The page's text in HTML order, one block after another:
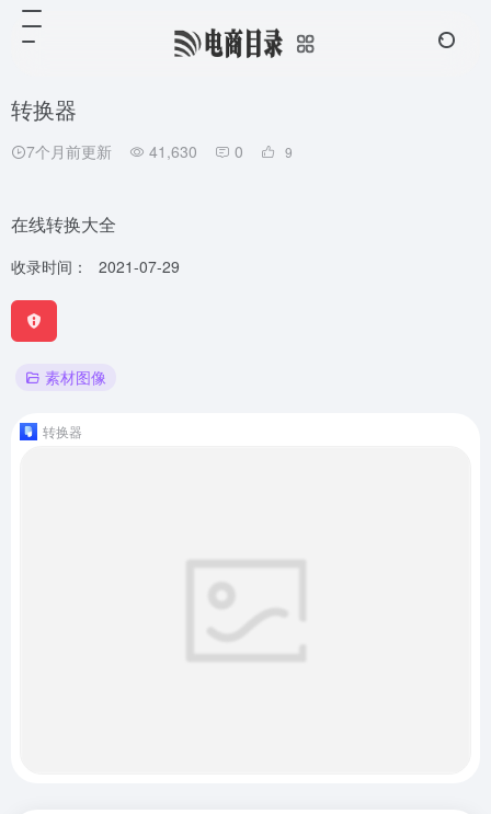
转换器
7个月前更新 41,630 0 9
在线转换大全
收录时间： 2021-07-29
素材图像
转换器